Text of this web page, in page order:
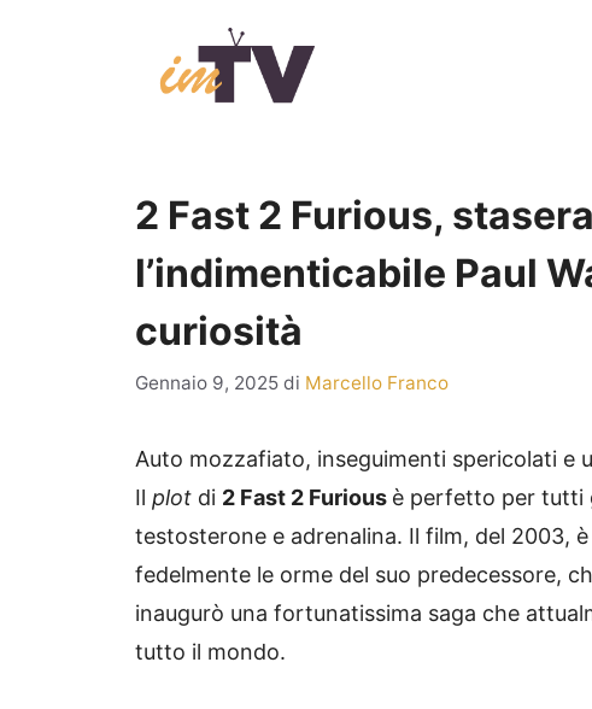
2 Fast 2 Furious,
l’indimenticabile Paul
curiosità
Gennaio 9, 2025 di Marcello Franco
Auto mozzafiato, inseguimenti spericolati e
Il plot di 2 Fast 2 Furious è perfetto per tutti
testosterone e adrenalina. Il film, del 2003, è
fedelmente le orme del suo predecessore,
inaugurò una fortunatissima saga che
tutto il mondo.